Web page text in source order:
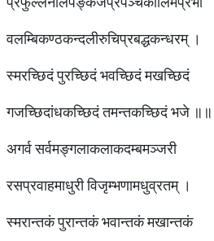
वलम्बिकण्ठकन्दलीरुचिप्रबद्धकन्धरम् ।
स्मरच्छिदं पुरच्छिदं भवच्छिदं मखच्छिदं
गजच्छिदांधकच्छिदं तमन्तकच्छिदं भजे ॥॥
अगर्व सर्वमङ्गलाकलाकदम्बमञ्जरी
रसप्रवाहमाधुरी विजृम्भणामधुव्रतम् ।
स्मरान्तकं पुरान्तकं भवान्तकं मखान्तकं